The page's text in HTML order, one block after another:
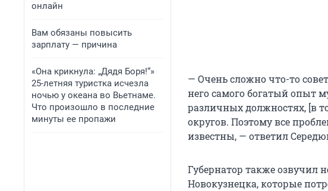
онлайн
Вам обязаны повысить
зарплату — причина
«Она крикнула: „Дядя Боря!“»
25-летняя туристка исчезла
ночью у океана во Вьетнаме.
Что произошло в последние
минуты ее пропажи
— Очень сложно что-то
него самого богатый опыт
различных должностях, [в
округов. Поэтому все
известны, — ответил
Губернатор также озвучил
Новокузнецка, которые